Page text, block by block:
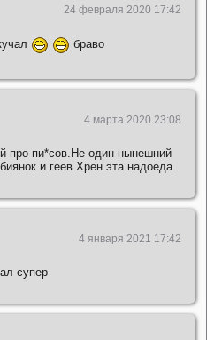
24 февраля 2020 17:42
браво
4 марта 2020 23:08
про пи*сов.Не один нынешний
и геев.Хрен эта надоеда
4 января 2021 17:42
супер